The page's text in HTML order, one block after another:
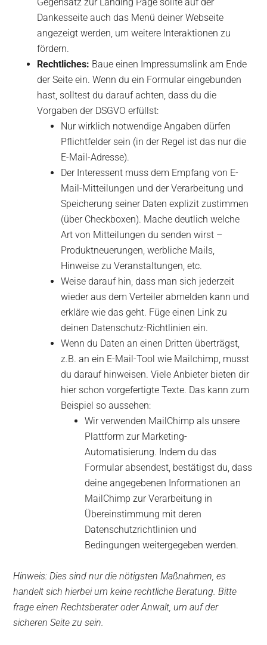
Dankesseite auch das Menü deiner Webseite
angezeigt werden, um weitere Interaktionen zu
fördern.
Rechtliches: Baue einen Impressumslink am Ende
der Seite ein. Wenn du ein Formular eingebunden
hast, solltest du darauf achten, dass du die
Vorgaben der DSGVO erfüllst:
Nur wirklich notwendige Angaben dürfen
Pflichtfelder sein (in der Regel ist das nur die
E-Mail-Adresse).
Der Interessent muss dem Empfang von E-
Mail-Mitteilungen und der Verarbeitung und
Speicherung seiner Daten explizit zustimmen
(über Checkboxen). Mache deutlich welche
Art von Mitteilungen du senden wirst –
Produktneuerungen, werbliche Mails,
Hinweise zu Veranstaltungen, etc.
Weise darauf hin, dass man sich jederzeit
wieder aus dem Verteiler abmelden kann und
erkläre wie das geht. Füge einen Link zu
deinen Datenschutz-Richtlinien ein.
Wenn du Daten an einen Dritten überträgst,
z.B. an ein E-Mail-Tool wie Mailchimp, musst
du darauf hinweisen. Viele Anbieter bieten dir
hier schon vorgefertigte Texte. Das kann zum
Beispiel so aussehen:
Wir verwenden MailChimp als unsere
Plattform zur Marketing-
Automatisierung. Indem du das
Formular absendest, bestätigst du, dass
deine angegebenen Informationen an
MailChimp zur Verarbeitung in
Übereinstimmung mit deren
Datenschutzrichtlinien und
Bedingungen weitergegeben werden.
Hinweis: Dies sind nur die nötigsten Maßnahmen, es
handelt sich hierbei um keine rechtliche Beratung. Bitte
frage einen Rechtsberater oder Anwalt, um auf der
sicheren Seite zu sein.